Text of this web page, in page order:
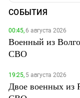
СОБЫТИЯ
00:45,6 августа 2026
Военный из
СВО
19:25,5 августа 2026
Двое военных из